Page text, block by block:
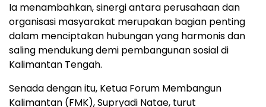
Ia menambahkan, sinergi antara perusahaan dan
organisasi masyarakat merupakan bagian penting
dalam menciptakan hubungan yang harmonis dan
saling mendukung demi pembangunan sosial di
Kalimantan Tengah.
Senada dengan itu, Ketua Forum Membangun
Kalimantan (FMK), Supryadi Natae, turut